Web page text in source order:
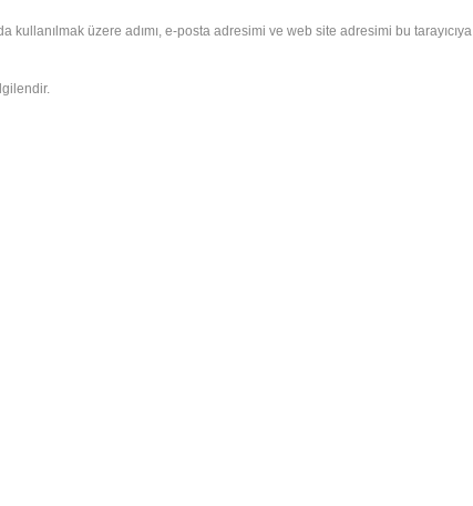
kullanılmak üzere adımı, e-posta adresimi ve web site adresimi bu tarayıcıya